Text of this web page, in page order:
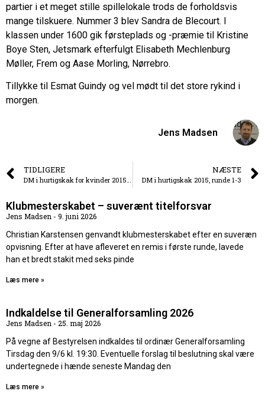
partier i et meget stille spillelokale trods de forholdsvis
mange tilskuere. Nummer 3 blev Sandra de Blecourt. I
klassen under 1600 gik førsteplads og -præmie til Kristine
Boye Sten, Jetsmark efterfulgt Elisabeth Mechlenburg
Møller, Frem og Aase Morling, Nørrebro.
Tillykke til Esmat Guindy og vel mødt til det store rykind i
morgen.
Jens Madsen
TIDLIGERE NÆSTE
DM i hurtigskak 2015, runde 1-3
Klubmesterskabet – suverænt titelforsvar
Jens Madsen
9. juni 2026
Christian Karstensen genvandt klubmesterskabet efter en suveræn
opvisning. Efter at have afleveret en remis i første runde, lavede
han et bredt stakit med seks pinde
Læs mere »
Indkaldelse til Generalforsamling 2026
Jens Madsen
25. maj 2026
På vegne af Bestyrelsen indkaldes til ordinær Generalforsamling
Tirsdag den 9/6 kl. 19:30. Eventuelle forslag til beslutning skal være
undertegnede i hænde seneste Mandag den
Læs mere »